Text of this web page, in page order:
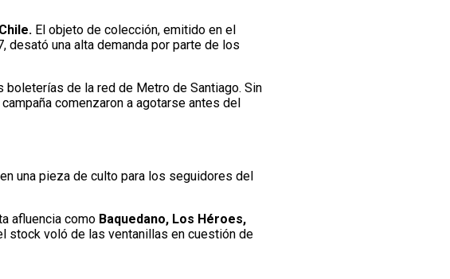
El objeto de colección, emitido en el
una alta demanda por parte de los
de la red de Metro de Santiago. Sin
comenzaron a agotarse antes del
una pieza de culto para los seguidores del
afluencia como Baquedano, Los Héroes,
stock voló de las ventanillas en cuestión de